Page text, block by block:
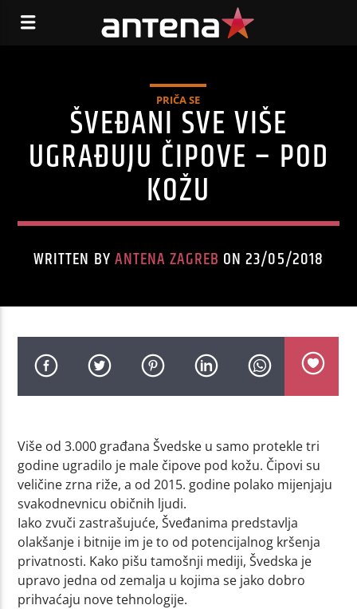
PRIČA SE
ŠVEĐANI SVE VIŠE
UGRAĐUJU ČIPOVE – POD
KOŽU
WRITTEN BYANTENA ZAGREB ON 23/05/2018
Više od 3.000 građana Švedske u samo protekle tri
godine ugradilo je male čipove pod kožu. Čipovi su
veličine zrna riže, a od 2015. godine polako mijenjaju
svakodnevnicu običnih ljudi.
Iako zvuči zastrašujuće, Šveđanima predstavlja
olakšanje i bitnije im je to od potencijalnog kršenja
privatnosti. Kako pišu tamošnji mediji, Švedska je
upravo jedna od zemalja u kojima se jako dobro
prihvaćaju nove tehnologije.